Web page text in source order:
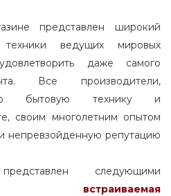
представлен широкий
техники ведущих мировых
даже самого
Все производители,
бытовую технику и
своим многолетним опытом
непревзойденную репутацию
следующими
встраиваемая